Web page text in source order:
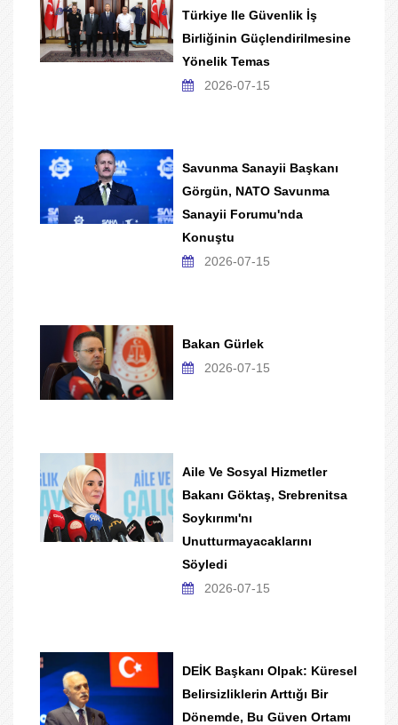
Türkiye Ile Güvenlik İş
Birliğinin Güçlendirilmesine
Yönelik Temas
2026-07-15
Savunma Sanayii Başkanı
Görgün, NATO Savunma
Sanayii Forumu'nda
Konuştu
2026-07-15
Bakan Gürlek
2026-07-15
Aile Ve Sosyal Hizmetler
Bakanı Göktaş, Srebrenitsa
Soykırımı'nı
Unutturmayacaklarını
Söyledi
2026-07-15
DEİK Başkanı Olpak: Küresel
Belirsizliklerin Arttığı Bir
Dönemde, Bu Güven Ortamı